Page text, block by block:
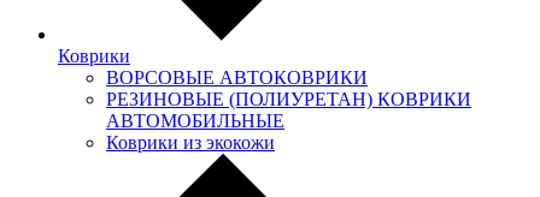
Коврики
ВОРСОВЫЕ АВТОКОВРИКИ
РЕЗИНОВЫЕ (ПОЛИУРЕТАН) КОВРИКИ
АВТОМОБИЛЬНЫЕ
Коврики из экокожи